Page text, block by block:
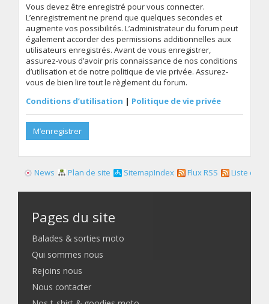
Vous devez être enregistré pour vous connecter.
L’enregistrement ne prend que quelques secondes et
augmente vos possibilités. L’administrateur du forum peut
également accorder des permissions additionnelles aux
utilisateurs enregistrés. Avant de vous enregistrer,
assurez-vous d’avoir pris connaissance de nos conditions
d’utilisation et de notre politique de vie privée. Assurez-
vous de bien lire tout le règlement du forum.
Conditions d’utilisation | Politique de vie privée
M’enregistrer
News Plan de site SitemapIndex Flux RSS Liste des
Pages du site
Balades & sorties moto
Qui sommes nous
Rejoins nous
Nous contacter